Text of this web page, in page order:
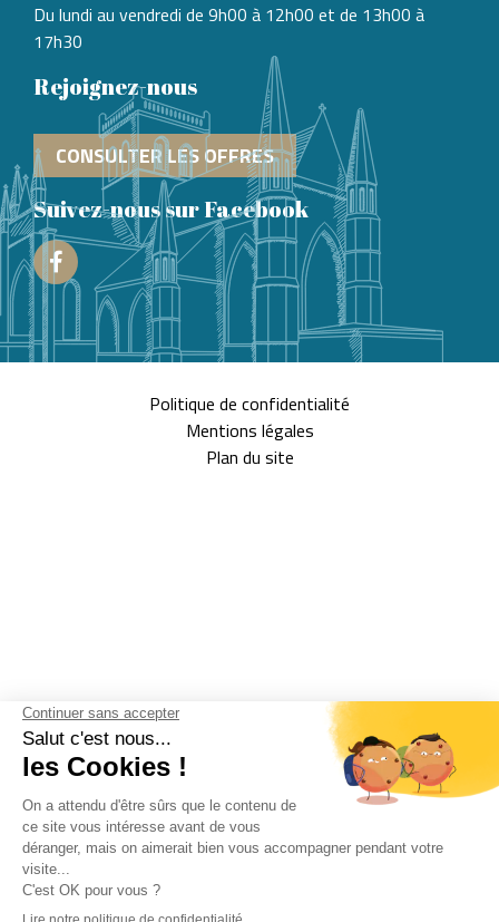
Du lundi au vendredi de 9h00 à 12h00 et de 13h00 à
17h30
Rejoignez-nous
CONSULTER LES OFFRES
Suivez-nous sur Facebook
Facebook
Politique de confidentialité
Mentions légales
Plan du site